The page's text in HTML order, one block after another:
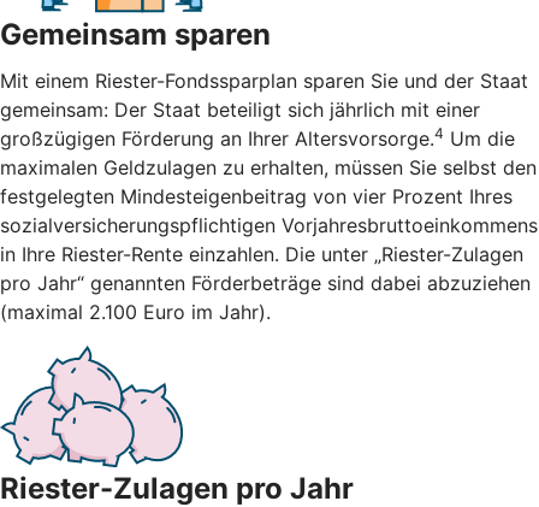
Gemeinsam sparen
Mit einem Riester-Fondssparplan sparen Sie und der Staat
gemeinsam: Der Staat beteiligt sich jährlich mit einer
großzügigen Förderung an Ihrer Altersvorsorge.4 Um die
maximalen Geldzulagen zu erhalten, müssen Sie selbst den
festgelegten Mindesteigenbeitrag von vier Prozent Ihres
sozialversicherungspflichtigen Vorjahresbruttoeinkommens
in Ihre Riester-Rente einzahlen. Die unter „Riester-Zulagen
pro Jahr“ genannten Förderbeträge sind dabei abzuziehen
(maximal 2.100 Euro im Jahr).
Riester-Zulagen pro Jahr